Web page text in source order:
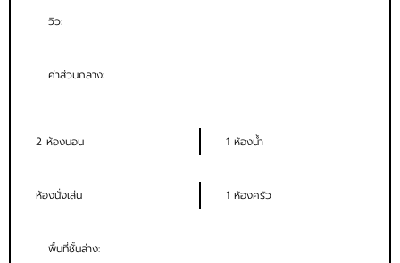
วิว:
ค่าส่วนกลาง:
2 ห้องนอน 1 ห้องน้ำ
ห้องนั่งเล่น 1 ห้องครัว
พื้นที่ชั้นล่าง: